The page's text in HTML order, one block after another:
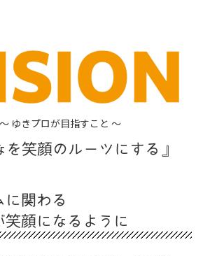
～ ゆきプロが目指すこと ～
を笑顔のルーツにする』
に関わる
笑顔になるように